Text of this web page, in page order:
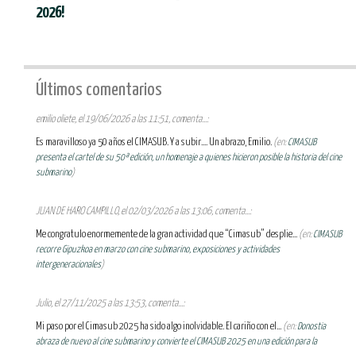
2026!
Últimos comentarios
emilio oliete, el 19/06/2026 a las 11:51, comenta...:
Es maravilloso ya 50 años el CIMASUB. Y a subir.... Un abrazo, Emilio. (en:CIMASUB
presenta el cartel de su 50ª edición, un homenaje a quienes hicieron posible la historia del cine
submarino)
JUAN DE HARO CAMPILLO, el 02/03/2026 a las 13:06, comenta...:
Me congratulo enormemente de la gran actividad que “Cimasub” desplie... (en:CIMASUB
recorre Gipuzkoa en marzo con cine submarino, exposiciones y actividades
intergeneracionales)
Julio, el 27/11/2025 a las 13:53, comenta...:
Mi paso por el Cimasub 2025 ha sido algo inolvidable. El cariño con el... (en:Donostia
abraza de nuevo al cine submarino y convierte el CIMASUB 2025 en una edición para la